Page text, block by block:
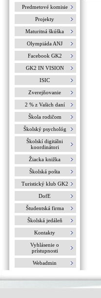
Predmetové komisie
Projekty
Maturitná škúška
Olympiáda ANJ
Facebook GK2
GK2 IN VISION
ISIC
Zverejňovanie
2 % z Vašich daní
Škola rodičom
Školský psychológ
Školskí digitálni
koordinátori
Žiacka knižka
Školská pošta
Turistický klub GK2
DofE
Študentská firma
Školská jedáleň
Kontakty
Vyhlásenie o
prístupnosti
Webadmin